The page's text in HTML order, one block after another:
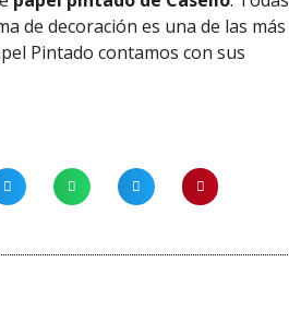
de decoración es una de las más
Pintado contamos con sus